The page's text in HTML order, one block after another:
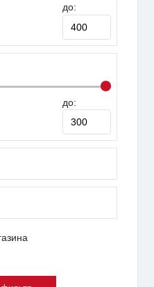
до:
до: